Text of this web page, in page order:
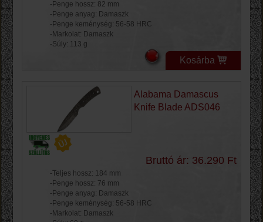
-Penge hossz: 82 mm
-Penge anyag: Damaszk
-Penge keménység: 56-58 HRC
-Markolat: Damaszk
-Súly: 113 g
Kosárba
Alabama Damascus
Knife Blade ADS046
Bruttó ár: 36.290 Ft
-Teljes hossz: 184 mm
-Penge hossz: 76 mm
-Penge anyag: Damaszk
-Penge keménység: 56-58 HRC
-Markolat: Damaszk